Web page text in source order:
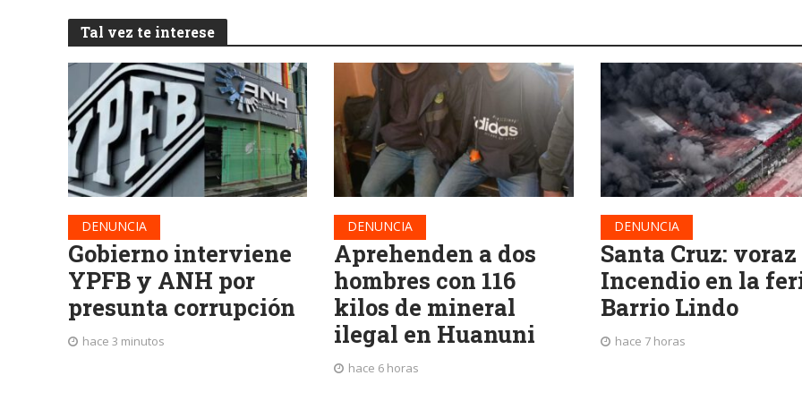
Tal vez te interese
DENUNCIA
Gobierno interviene
YPFB y ANH por
presunta corrupción
hace 3 minutos
DENUNCIA
Aprehenden a dos
hombres con 116
kilos de mineral
ilegal en Huanuni
hace 6 horas
DENUNCIA
Santa Cruz: voraz
Incendio en la
Barrio Lindo
hace 7 horas